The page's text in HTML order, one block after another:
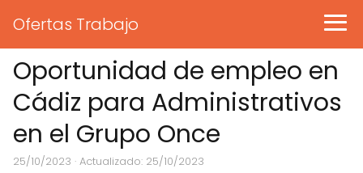
Ofertas Trabajo
Oportunidad de empleo en
Cádiz para Administrativos
en el Grupo Once
25/10/2023 · Actualizado: 25/10/2023